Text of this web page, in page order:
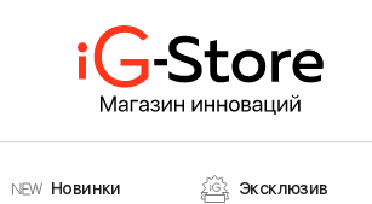
Новинки Эксклюзив